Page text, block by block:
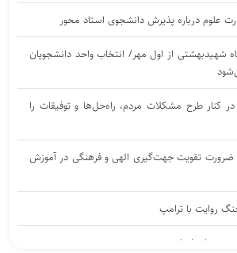
علوم درباره پذیرش دانشجوی استاد محور
شهیدبهشتی از اول مهر/ انتخاب واحد دانشجویان
در کنار طرح مشکلات مردم، راه‌حل‌ها و توفیقات را
ضرورت تقویت جهت‌گیری الهی و فرهنگی در آموزش
روایت با ترامپ
دیده‌بان فردا